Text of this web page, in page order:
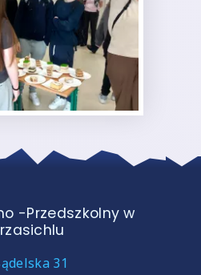
-Przedszkolny w
31